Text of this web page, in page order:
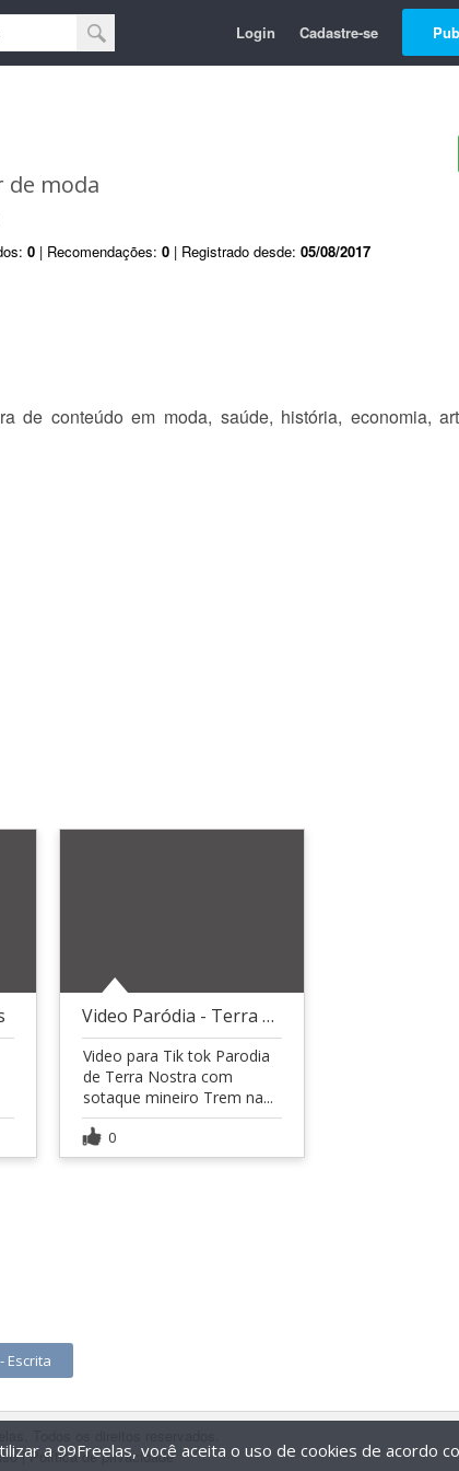
Login Cadastre-se
de moda
0 | Recomendações: 0 | Registrado desde: 05/08/2017
de conteúdo em moda, saúde, história, economia,
Video Paródia - Terra Nostra
Video para Tik tok Parodia
de Terra Nostra com
sotaque mineiro Trem na...
0
Escrita
|Política de privacidade
a 99Freelas, você aceita o uso de cookies de acordo